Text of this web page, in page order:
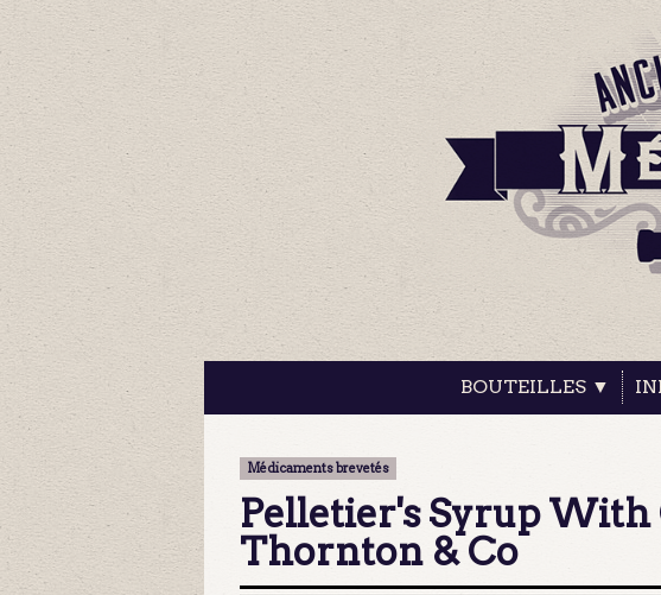
BOUTEILLES ▼
Médicaments brevetés
Pelletier's Syrup With
Thornton & Co